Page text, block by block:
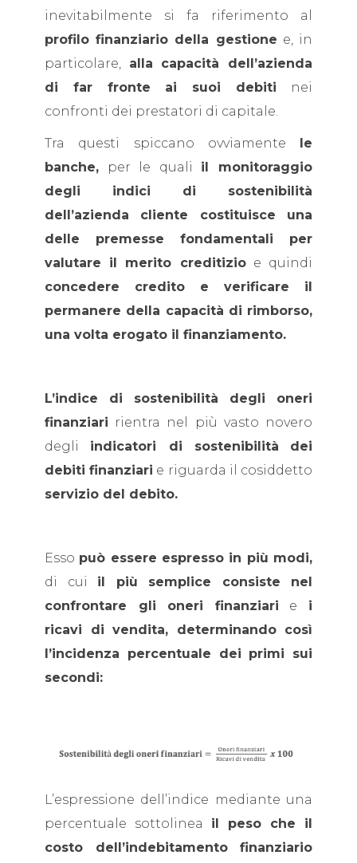
inevitabilmente si fa riferimento al
profilo finanziario della gestione e, in
particolare, alla capacità dell’azienda
di far fronte ai suoi debiti nei
confronti dei prestatori di capitale.
Tra questi spiccano ovviamente
le
banche, per le quali il monitoraggio
degli indici di sostenibilità
dell’azienda cliente costituisce una
delle premesse fondamentali per
valutare il merito creditizioe quindi
concedere credito e verificare il
permanere della capacità di rimborso,
una volta erogato il finanziamento.
L’indice di sostenibilità degli oneri
finanziari rientra nel più vasto novero
degli indicatori di sostenibilità
dei
debiti finanziari e riguarda il cosiddetto
servizio del debito.
Esso può essere espresso in più modi,
di cui il più semplice consiste nel
confrontare gli oneri finanziari e i
ricavi di vendita, determinando così
l’incidenza percentuale dei primi sui
secondi:
L’espressione dell’indice mediante una
percentuale sottolinea il peso che il
costo dell’indebitamento finanziario